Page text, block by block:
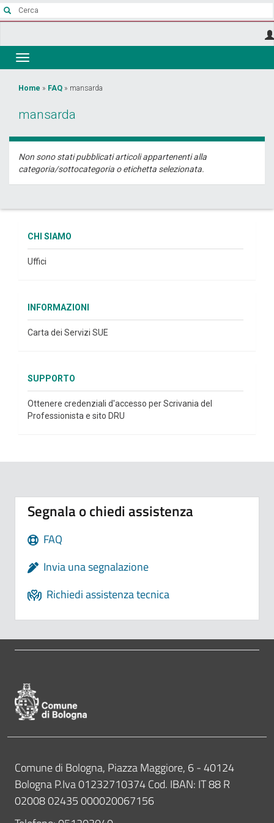
Salta
Toggle
navigation
Tu
sei
Home » FAQ » mansarda
mansarda
Non sono stati pubblicati articoli appartenenti alla
categoria/sottocategoria o etichetta selezionata.
CHI SIAMO
Uffici
INFORMAZIONI
Carta dei Servizi SUE
SUPPORTO
Ottenere credenziali d'accesso per Scrivania del
Professionista e sito DRU
Segnala o chiedi assistenza
FAQ
Invia una segnalazione
Richiedi assistenza tecnica
Contatti
Comune di Bologna, Piazza Maggiore, 6 - 40124
Bologna P.Iva 01232710374 Cod. IBAN: IT 88 R
02008 02435 000020067156